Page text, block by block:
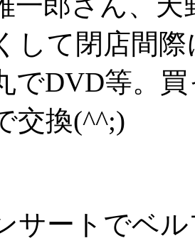
して閉店間
でDVD等。
交換(^^;)
サートでベ